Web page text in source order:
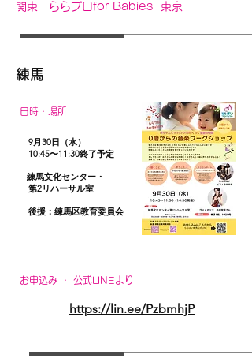
関東 ららプロfor Babies 東京
練馬
日時・場所
​ 9月30日（水）
10:45〜11:30終了予定
練馬文化センター・
第2リハーサル室
​ 後援：練馬区教育委員会
お申込み ・ 公式LINEより
https://lin.ee/PzbmhjP